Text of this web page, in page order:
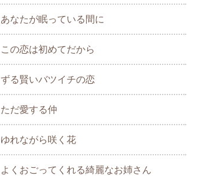
あなたが眠っている間に
この恋は初めてだから
ずる賢いバツイチの恋
ただ愛する仲
ゆれながら咲く花
よくおごってくれる綺麗なお姉さん